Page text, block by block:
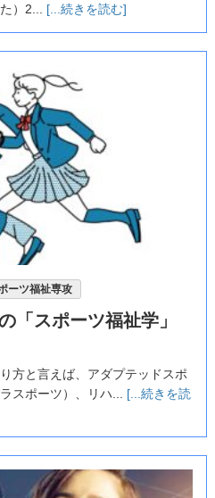
）2... [...続きを読む]
ーツ福祉専攻
「スポーツ福祉学」
方と言えば、アダプテッドスポ
スポーツ）、リハ... [...続きを読